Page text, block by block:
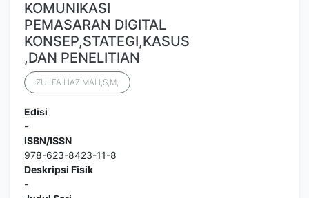
KOMUNIKASI
PEMASARAN DIGITAL
KONSEP,STATEGI,KASUS
,DAN PENELITIAN
ZULFA HAZIMAH,S,M,
Edisi
-
ISBN/ISSN
978-623-8423-11-8
Deskripsi Fisik
-